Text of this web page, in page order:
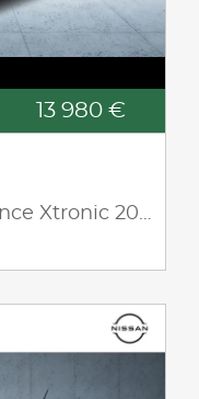
13 980 €
1.0 IG-T 92ch Made in France Xtronic 2021.5